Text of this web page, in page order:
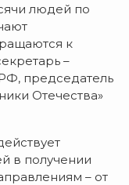
людей по
к
–
председатель
Отечества»
в получении
– от